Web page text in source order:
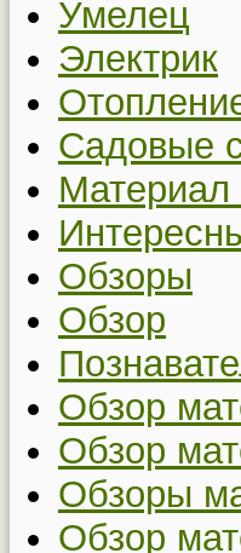
Умелец
Электрик
Садовые
Материал
Обзоры
Обзор
Обзор
Обзор
Обзоры
Обзор